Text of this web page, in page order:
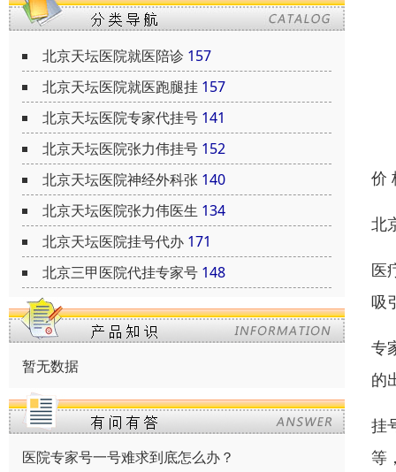
北京天坛医院就医陪诊 157
北京天坛医院就医跑腿挂 157
北京天坛医院专家代挂号 141
北京天坛医院张力伟挂号 152
北京天坛医院神经外科张 140
北京天坛医院张力伟医生 134
北京天坛医院挂号代办 171
北京三甲医院代挂专家号 148
暂无数据
医院专家号一号难求到底怎么办？
价
北
医
吸
专
的
挂
等